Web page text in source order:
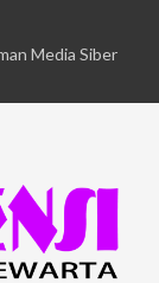
Media Siber